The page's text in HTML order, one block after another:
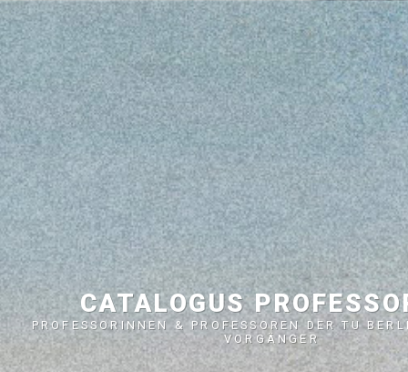
CATALOGUS
PROFESSORINNEN & PROFESSOREN DER TU
VORGÄNGER